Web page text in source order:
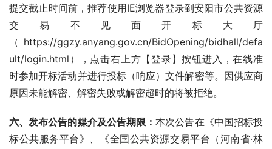
提交截止时间前，推荐使用IE浏览器登录到安阳市公共资源
交易不见面开标大厅
（https://ggzy.anyang.gov.cn/BidOpening/bidhall/defa
ult/login.html），点击右上方【登录】按钮进入，在线准
时参加开标活动并进行投标（响应）文件解密等。因供应商
原因未能解密、解密失败或解密超时的将被拒绝。
六、发布公告的媒介及公告期限：本次公告在《中国招标投
标公共服务平台》、《全国公共资源交易平台（河南省·林